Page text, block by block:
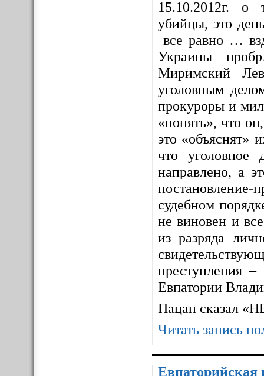
15.10.2012г. о
убийцы, это
все равно …
Украины
Миримский
уголовным
прокуроры и
«понять», что
это «объяснят»
что
направлено, а
судебном
не виновен и
из разряда
преступления –
Евпатории
Пацан сказал
Читать запись
Евпаторийская